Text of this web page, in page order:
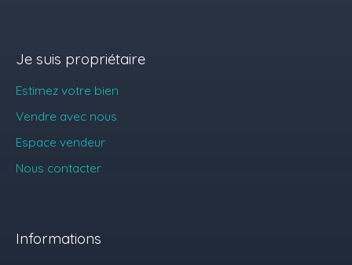
Je suis propriétaire
Estimez votre bien
Vendre avec nous
Espace vendeur
Nous contacter
Informations